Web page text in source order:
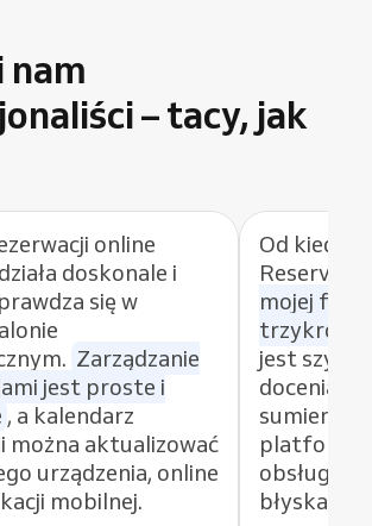
– tacy, jak
online
doskonale i
się w
Zarządzanie
jest proste i
, a kalendarz
można aktualizować
urządzenia, online
mobilnej.
Od kiedy
Reservio,
mojej
jest
doceniają
platformę
obsługi